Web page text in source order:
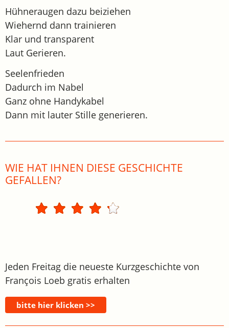
Hühneraugen dazu beiziehen
Wiehernd dann trainieren
Klar und transparent
Laut Gerieren.
Seelenfrieden
Dadurch im Nabel
Ganz ohne Handykabel
Dann mit lauter Stille generieren.
WIE HAT IHNEN DIESE GESCHICHTE
GEFALLEN?
Jeden Freitag die neueste Kurzgeschichte von
François Loeb gratis erhalten